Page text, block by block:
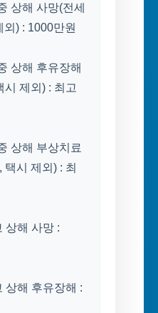
상해 사망(전세
) : 1000만원
상해 후유장해
시 제외) : 최고
상해 부상치료
시 제외) : 최
상해 사망 :
상해 후유장해 :